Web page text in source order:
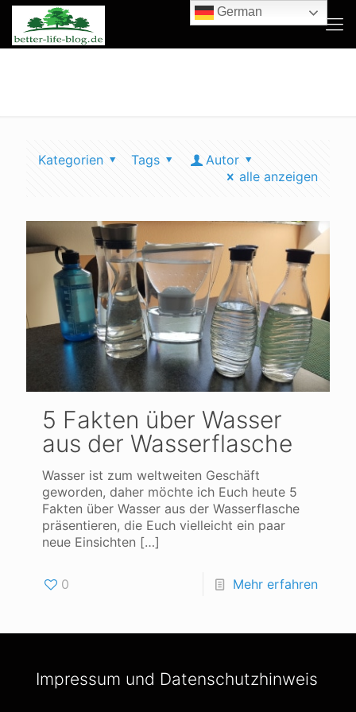
Kategorien Tags
Autor
alle anzeigen
5 Fakten über Wasser
aus der Wasserflasche
Wasser ist zum weltweiten Geschäft
geworden, daher möchte ich Euch heute 5
Fakten über Wasser aus der Wasserflasche
präsentieren, die Euch vielleicht ein paar
neue Einsichten […]
0 Mehr erfahren
Impressum und Datenschutzhinweis
German